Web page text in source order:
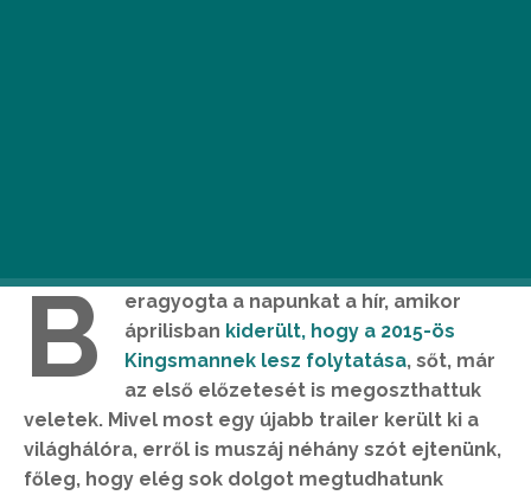
B
eragyogta a napunkat a hír, amikor
áprilisban kiderült, hogy a 2015-ös
Kingsmannek lesz folytatása, sőt, már
az első előzetesét is megoszthattuk
veletek. Mivel most egy újabb trailer került ki a
világhálóra, erről is muszáj néhány szót ejtenünk,
főleg, hogy elég sok dolgot megtudhatunk